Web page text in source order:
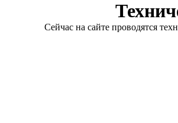
Сейчас на сайте проводятся